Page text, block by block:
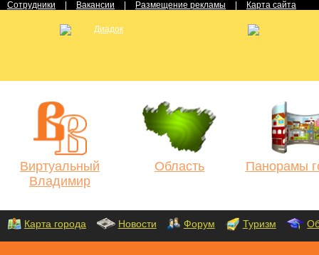
Сотрудники Вакансии Размещение рекламы Карта сайта
Виртуальный
Владимир
Область Панорамы
Карта города Новости Форум Туризм